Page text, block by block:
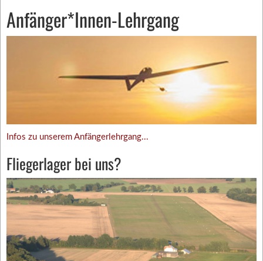
Anfänger*Innen-Lehrgang
Infos zu unserem Anfängerlehrgang...
Fliegerlager bei uns?